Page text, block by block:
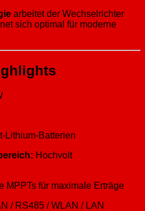
arbeitet der Wechselrichter
sich optimal für moderne
Lithium-Batterien
Hochvolt
MPPTs für maximale Erträge
/ RS485 / WLAN / LAN